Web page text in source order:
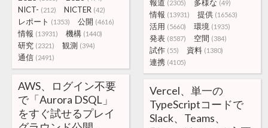
報道 (2305) 多様な (49)
情報 (13931) 提供 (16563)
活用 (5660) 環境 (1935)
発表 (8587) 空間 (384)
試作 (55) 資料 (1380)
連携 (4105)
NICT- (212) NICTER (42)
レポート (1353) 公開 (4616)
情報 (13931) 機構 (1440)
研究 (2321) 観測 (394)
通信 (2491)
AWS、ログイン不要
で「Aurora DSQL」
をすぐ試せるプレイ
Vercel、単一の
TypeScriptコードで
Slack、Teams、